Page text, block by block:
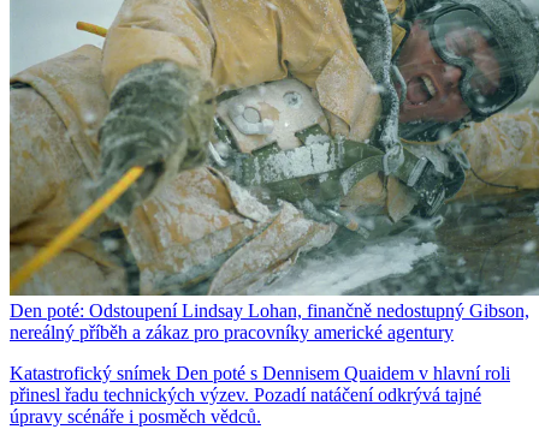
Den poté: Odstoupení Lindsay Lohan, finančně nedostupný Gibson,
nereálný příběh a zákaz pro pracovníky americké agentury
Katastrofický snímek Den poté s Dennisem Quaidem v hlavní roli
přinesl řadu technických výzev. Pozadí natáčení odkrývá tajné
úpravy scénáře i posměch vědců.